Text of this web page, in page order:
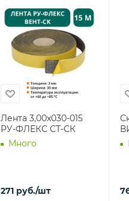
Лента 3,00х030-015
РУ-ФЛЕКС СТ-СК
Много
271 руб./шт